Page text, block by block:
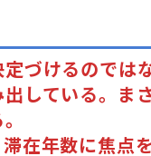
づけるのでは
している。ま
在年数に焦点